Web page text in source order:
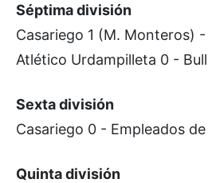
Séptima división
Casariego 1 (M. Monteros)
Atlético Urdampilleta 0 -
Sexta división
Casariego 0 - Empleados
Quinta división